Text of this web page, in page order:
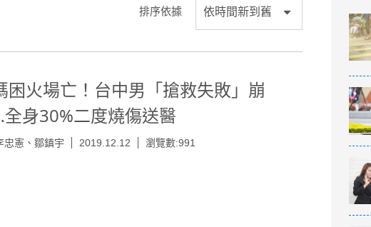
排序依據
困火場亡！台中男「搶救失敗」崩
身30%二度燒傷送醫
忠憲、鄒鎮宇 2019.12.12 瀏覽數:991